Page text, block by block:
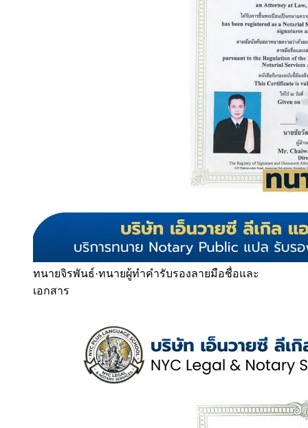
ทนายจิรพันธ์·ทนายผู้ทำคำรับรองลายมือชื่อและ
เอกสาร